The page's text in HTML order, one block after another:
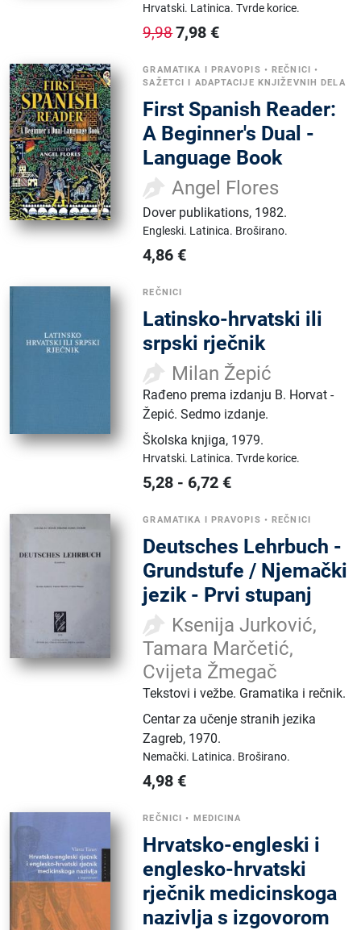
Hrvatski. Latinica.Tvrde korice.
9,987,98 €
GRAMATIKA I PRAVOPIS •REČNICI •
SAŽETCI I ADAPTACIJE KNJIŽEVNIH DELA
First Spanish Reader:
A Beginner's Dual -
Language Book
Angel Flores
Dover publikations, 1982.
Engleski. Latinica. Broširano.
4,86 €
REČNICI
Latinsko-hrvatski ili
srpski rječnik
Milan Žepić
Rađeno prema izdanju B. Horvat -
Žepić. Sedmo izdanje.
Školska knjiga, 1979.
Hrvatski. Latinica.Tvrde korice.
5,28 - 6,72 €
GRAMATIKA I PRAVOPIS •REČNICI
Deutsches Lehrbuch -
Grundstufe / Njemački
jezik - Prvi stupanj
Ksenija Jurković,
Tamara Marčetić,
Cvijeta Žmegač
Tekstovi i vežbe. Gramatika i rečnik.
Centar za učenje stranih jezika
Zagreb, 1970.
Nemački. Latinica. Broširano.
4,98 €
REČNICI • MEDICINA
Hrvatsko-engleski i
englesko-hrvatski
rječnik medicinskoga
nazivlja s izgovorom